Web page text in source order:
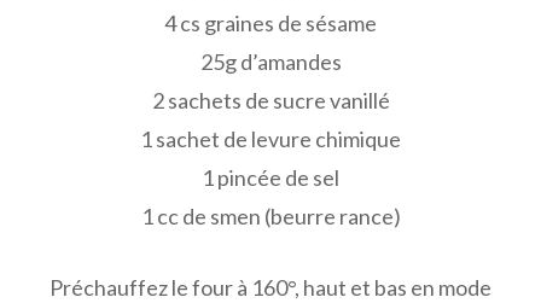
4 cs graines de sésame
25g d’amandes
2 sachets de sucre vanillé
1 sachet de levure chimique
1 pincée de sel
1 cc de smen (beurre rance)
Préchauffez le four à 160°, haut et bas en mode